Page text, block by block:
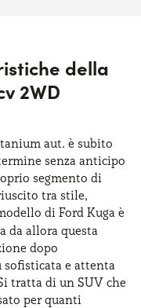
della
2WD
aut. è subito
senza anticipo
segmento di
tra stile,
di Ford Kuga è
da allora questa
dopo
sofisticata e attenta
tratta di un SUV che
per quanti